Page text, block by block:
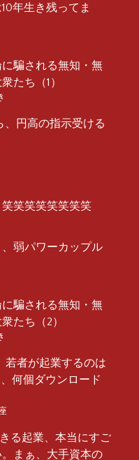
年生き残ってま
騙される無知・無
たち（1）
、円高の指示受ける
笑笑笑笑笑笑笑
弱パワーカップル
騙される無知・無
たち（2）
者が起業するのは
何個ダウンロード
る起業、本当にすご
まぁ、大手資本の